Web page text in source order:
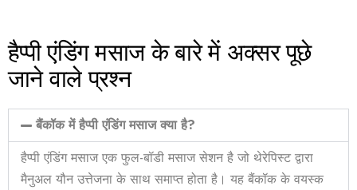
हैप्पी एंडिंग मसाज के बारे में अक्सर पूछे
जाने वाले प्रश्न
बैंकॉक में हैप्पी एंडिंग मसाज क्या है?
हैप्पी एंडिंग मसाज एक फुल-बॉडी मसाज सेशन है जो थेरेपिस्ट द्वारा
मैनुअल यौन उत्तेजना के साथ समाप्त होता है। यह बैंकॉक के वयस्क